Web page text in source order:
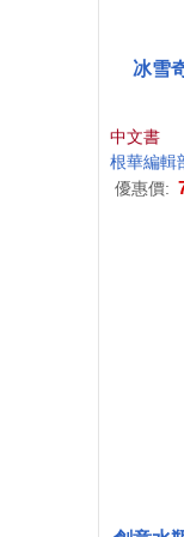
冰雪
中文書
根華編輯
優惠價: